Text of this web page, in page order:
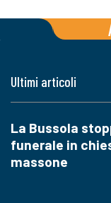
Ultimi articoli
La Bussola
funerale in
massone